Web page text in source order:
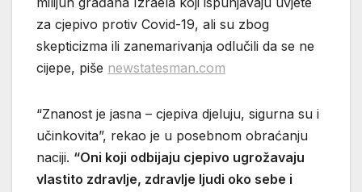
za cjepivo protiv Covid-19, ali su zbog
skepticizma ili zanemarivanja odlučili da se ne
cijepe, piše newstatesman.com
“Znanost je jasna – cjepiva djeluju, sigurna su i
učinkovita”, rekao je u posebnom obraćanju
naciji. “Oni koji odbijaju cjepivo ugrožavaju
vlastito zdravlje, zdravlje ljudi oko sebe i